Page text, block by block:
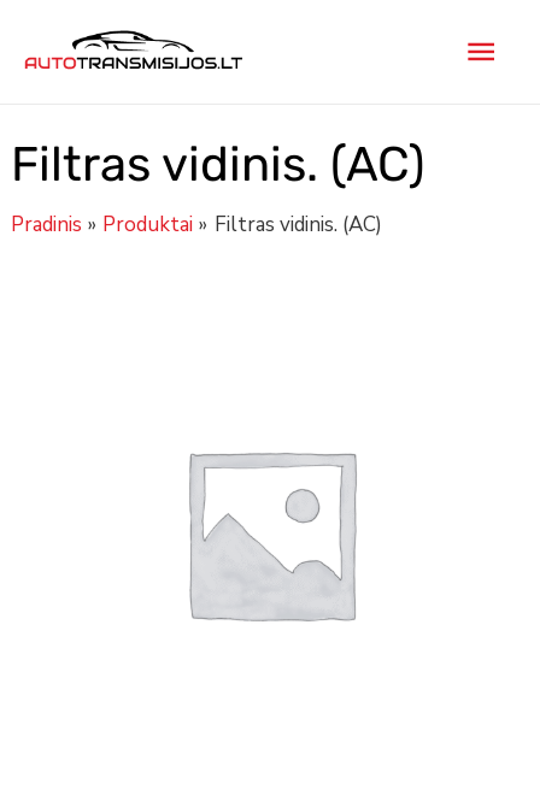
prie
Filtras vidinis. (AC)
Pradinis Produktai Filtras vidinis. (AC)